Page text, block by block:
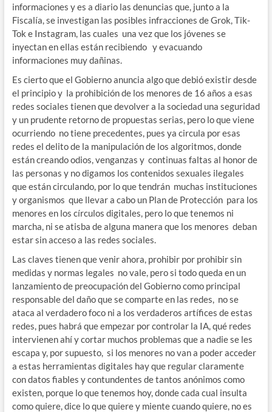
informaciones y es a diario las denuncias que, junto a la
Fiscalía, se investigan las posibles infracciones de Grok, Tik-
Tok e Instagram, las cuales una vez que los jóvenes se
inyectan en ellas están recibiendo y evacuando
informaciones muy dañinas.
Es cierto que el Gobierno anuncia algo que debió existir desde
el principio y la prohibición de los menores de 16 años a esas
redes sociales tienen que devolver a la sociedad una seguridad
y un prudente retorno de propuestas serias, pero lo que viene
ocurriendo no tiene precedentes, pues ya circula por esas
redes el delito de la manipulación de los algoritmos, donde
están creando odios, venganzas y continuas faltas al honor de
las personas y no digamos los contenidos sexuales ilegales
que están circulando, por lo que tendrán muchas instituciones
y organismos que llevar a cabo un Plan de Protección para los
menores en los círculos digitales, pero lo que tenemos ni
marcha, ni se atisba de alguna manera que los menores deban
estar sin acceso a las redes sociales.
Las claves tienen que venir ahora, prohibir por prohibir sin
medidas y normas legales no vale, pero si todo queda en un
lanzamiento de preocupación del Gobierno como principal
responsable del daño que se comparte en las redes, no se
ataca al verdadero foco ni a los verdaderos artífices de estas
redes, pues habrá que empezar por controlar la IA, qué redes
intervienen ahí y cortar muchos problemas que a nadie se les
escapa y, por supuesto, si los menores no van a poder acceder
a estas herramientas digitales hay que regular claramente
con datos fiables y contundentes de tantos anónimos como
existen, porque lo que tenemos hoy, donde cada cual insulta
como quiere, dice lo que quiere y miente cuando quiere, no es